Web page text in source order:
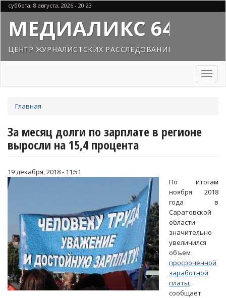
Перейти
к
основному
содержанию
суббота, 8 августа, 2026 - 20:23
МЕДИАЛИКС 64
ЦЕНТР ЖУРНАЛИСТСКИХ РАССЛЕДОВАНИЙ
Toggle
здесь
Главная
За месяц долги по зарплате в регионе
выросли на 15,4 процента
19 декабря, 2018 - 11:51
По итогам
ноября 2018
года в
Саратовской
области
значительно
увеличился
объем
просроченной
заработной
платы,
сообщает